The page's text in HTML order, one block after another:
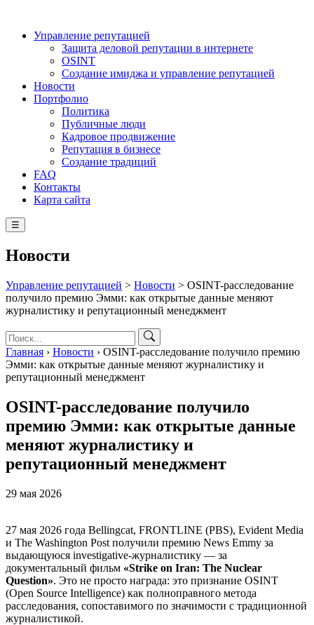
Управление репутацией
Защита деловой репутации в интернете
OSINT
Создание имиджа и управление репутацией
Новости
Портфолио
Политика
Публичные люди
Кадровое продвижение
Репутация в бизнесе
Создание традиций
FAQ
Контакты
Карта сайта
☰
Новости
Управление репутацией > Новости > OSINT-расследование
получило премию Эмми: как открытые данные меняют
журналистику и репутационный менеджмент
Главная › Новости › OSINT-расследование получило премию
Эмми: как открытые данные меняют журналистику и
репутационный менеджмент
OSINT-расследование получило
премию Эмми: как открытые данные
меняют журналистику и
репутационный менеджмент
29 мая 2026
27 мая 2026 года Bellingcat, FRONTLINE (PBS), Evident Media
и The Washington Post получили премию News Emmy за
выдающуюся investigative-журналистику — за
документальный фильм «Strike on Iran: The Nuclear
Question». Это не просто награда: это признание OSINT
(Open Source Intelligence) как полноправного метода
расследования, сопоставимого по значимости с традиционной
журналистикой.